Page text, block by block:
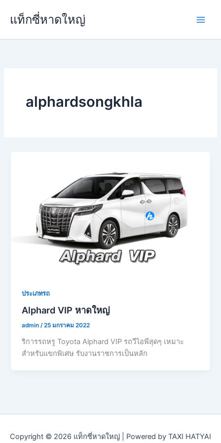
แท็กซี่หาดใหญ่
alphardsongkhla
ประเภทรถ
Alphard VIP หาดใหญ่
admin/25 มกราคม 2022
ริการรถหรู Toyota Alphard VIP รถวีไอพีสุดๆ เหมาะ
สำหรับแขกพิเศษ รับงานราชการเป็นหลัก
Copyright © 2026 แท็กซี่หาดใหญ่ | Powered by TAXI HATYAI